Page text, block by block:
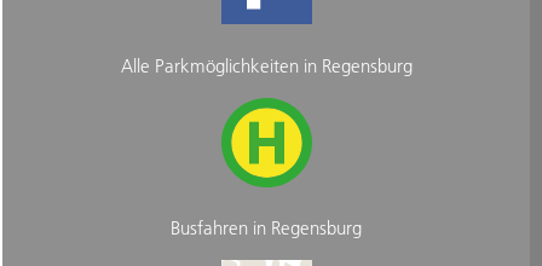
Alle Parkmöglichkeiten in Regensburg
Busfahren in Regensburg